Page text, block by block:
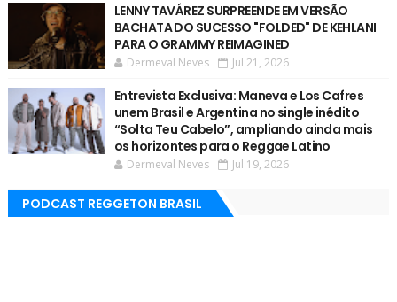
LENNY TAVÁREZ SURPREENDE EM VERSÃO
BACHATA DO SUCESSO "FOLDED" DE KEHLANI
PARA O GRAMMY REIMAGINED
Dermeval Neves Jul 21, 2026
Entrevista Exclusiva: Maneva e Los Cafres
unem Brasil e Argentina no single inédito
“Solta Teu Cabelo”, ampliando ainda mais
os horizontes para o Reggae Latino
Dermeval Neves Jul 19, 2026
PODCAST REGGETON BRASIL